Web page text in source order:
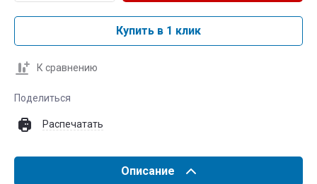
Купить в 1 клик
К сравнению
Поделиться
Распечатать
Описание